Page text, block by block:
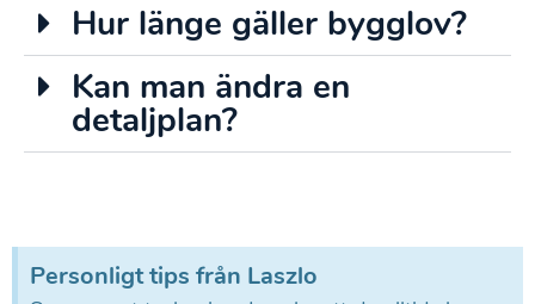
Hur länge gäller bygglov?
Kan man ändra en
detaljplan?
Personligt tips från Laszlo